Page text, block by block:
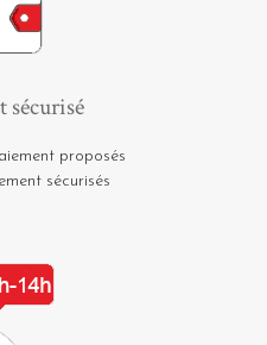
sécurisé
proposés
sécurisés